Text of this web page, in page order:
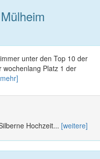
unter den Top 10 der
wochenlang Platz 1 der
Hochzeit... [weitere]